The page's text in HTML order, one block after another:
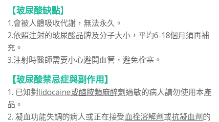
【玻尿酸缺點】
1.會被人體吸收代謝，無法永久。
2.依照注射的玻尿酸品牌及分子大小，平均6-18個月須再補
充。
3.注射時醫師需要小心避開血管，避免栓塞。
【玻尿酸禁忌症與副作用】
1. 已知對lidocaine或醯胺類麻醉劑過敏的病人請勿使用本產
品。
2. 凝血功能失調的病人或正在接受血栓溶解劑或抗凝血劑的